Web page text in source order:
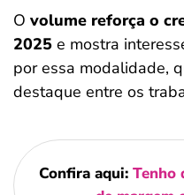
O volume reforça o
2025 e mostra
por essa modalidade,
destaque entre os
Confira aqui: Tenho